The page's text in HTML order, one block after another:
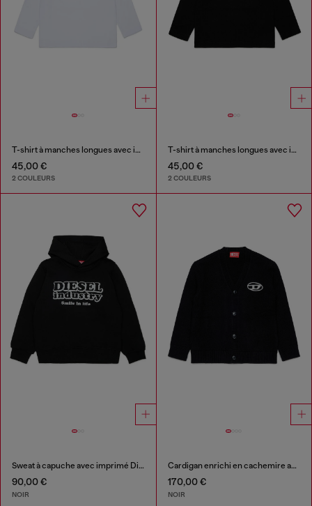
T-shirt à manches longues avec imprimé Diesel Industry
45,00 €
2 COULEURS
T-shirt à manches longues avec imprimé Diesel Industry
45,00 €
2 COULEURS
Sweat à capuche avec imprimé Diesel Industry
90,00 €
NOIR
Cardigan enrichi en cachemire avec logo Oval D
170,00 €
NOIR